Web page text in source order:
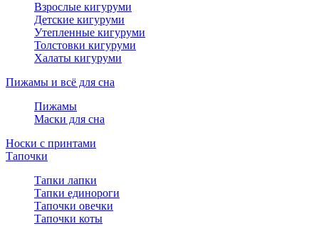
Взрослые кигуруми
Детские кигуруми
Утепленные кигуруми
Толстовки кигуруми
Халаты кигуруми
Пижамы и всё для сна
Пижамы
Маски для сна
Носки с принтами
Тапочки
Тапки лапки
Тапки единороги
Тапочки овечки
Тапочки коты